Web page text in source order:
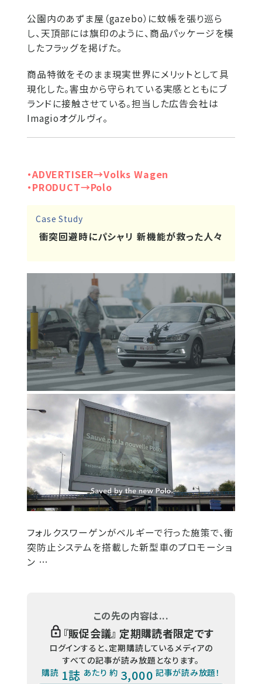
公園内のあずま屋（gazebo）に蚊帳を張り巡ら
し、天頂部には旗印のように、商品パッケージを模
したフラッグを掲げた。
商品特徴をそのまま現実世界にメリットとして具
現化した。害虫から守られている実感とともにブ
ランドに接触させている。担当した広告会社は
Imagioオグルヴィ。
・ADVERTISER→Volks Wagen
・PRODUCT→Polo
Case Study
衝突回避時にパシャリ 新機能が救った人々
フォルクスワーゲンがベルギーで行った施策で、衝
突防止システムを搭載した新型車のプロモーショ
ン …
この先の内容は...
『販促会議』 定期購読者限定です
ログインすると、定期購読しているメディアの
すべての記事が読み放題となります。
購読 1誌 あたり 約 3,000 記事が読み放題！